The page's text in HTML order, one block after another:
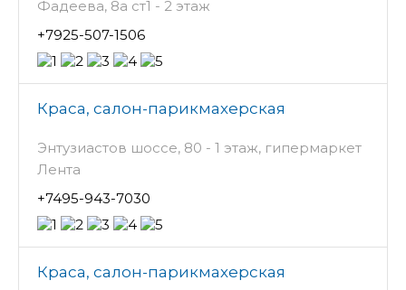
Фадеева, 8а ст1 - 2 этаж
+7925-507-1506
Краса, салон-парикмахерская
Энтузиастов шоссе, 80 - 1 этаж, гипермаркет
Лента
+7495-943-7030
Краса, салон-парикмахерская